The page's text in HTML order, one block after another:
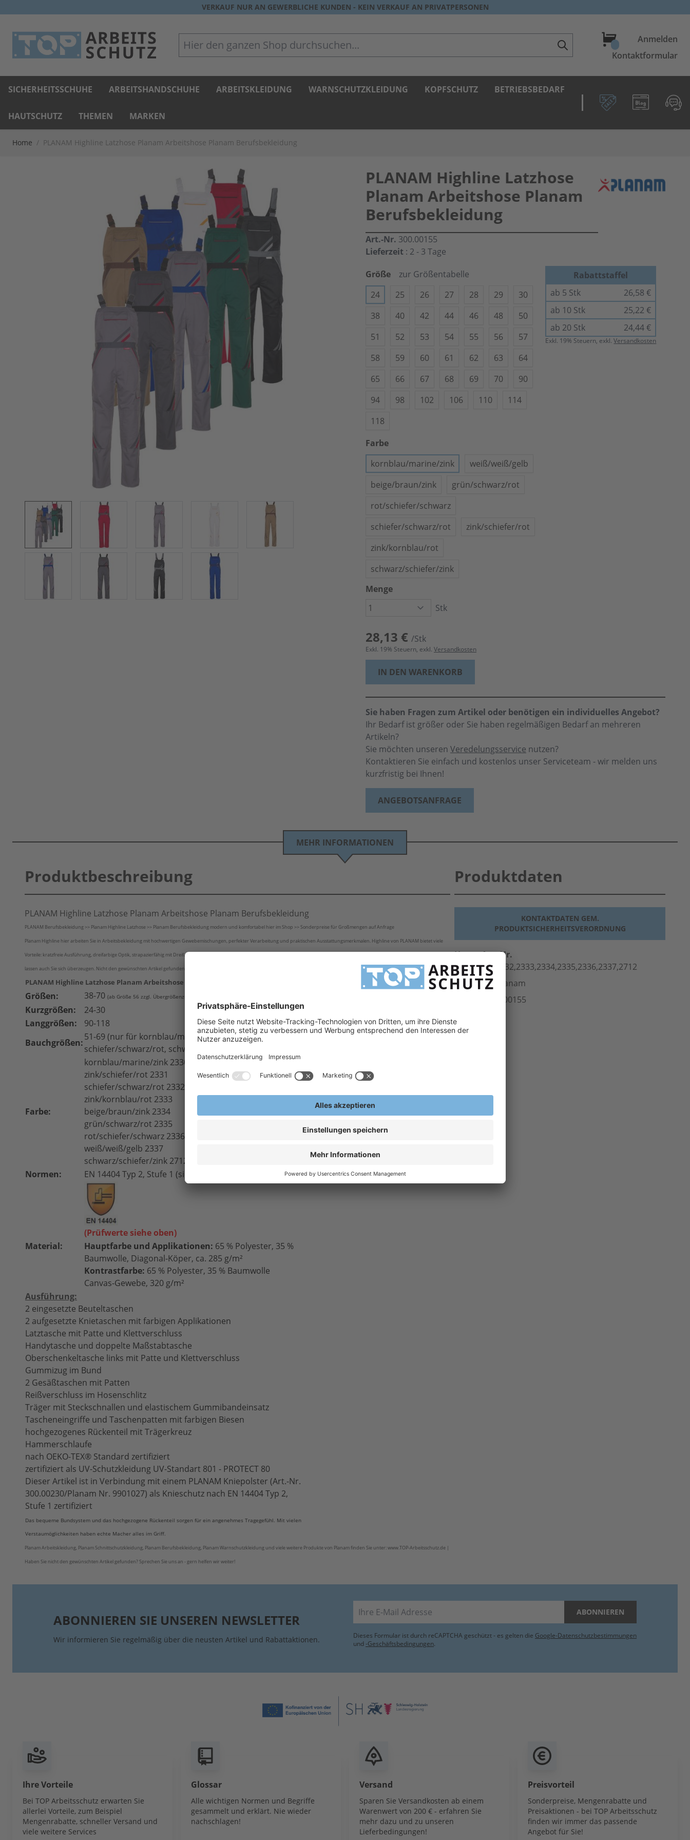
VERKAUF NUR AN GEWERBLICHE KUNDEN - KEIN VERKAUF AN PRIVATPERSONEN
Hier den ganzen Shop durchsuchen... WarenkorbAnmelden
Kontaktformular
SICHERHEITSSCHUHE ARBEITSHANDSCHUHE ARBEITSKLEIDUNG WARNSCHUTZKLEIDUNG KOPFSCHUTZ BETRIEBSBEDARF
HAUTSCHUTZ THEMEN MARKEN
Home / PLANAM Highline Latzhose Planam Arbeitshose Planam Berufsbekleidung
PLANAM Highline Latzhose
Planam Arbeitshose Planam
Berufsbekleidung
Art.-Nr. 300.00155
Lieferzeit : 2 - 3 Tage
Größe
zur Größentabelle
24
25 26 27 28 29
30
38
40 42 44 46 48
50
51
52 53 54 55 56
57
58
59 60 61 62 63
64
65
66 67 68 69 70
90
94
98 102 106 110
114
118
Farbe
kornblau/marine/zink
weiß/weiß/gelb
beige/braun/zink
grün/schwarz/rot
rot/schiefer/schwarz
schiefer/schwarz/rot
zink/schiefer/rot
zink/kornblau/rot
schwarz/schiefer/zink
Menge
Stk
28,13 € /Stk
Exkl. 19% Steuern, exkl. Versandkosten
Rabattstaffel
ab 5 Stk
26,58 €
ab 10 Stk
25,22 €
ab 20 Stk
24,44 €
Exkl. 19% Steuern, exkl.Versandkosten
IN DEN WARENKORB
Sie haben Fragen zum Artikel oder benötigen ein individuelles Angebot?
Ihr Bedarf ist größer oder Sie haben regelmäßigen Bedarf an mehreren
Artikeln?
Sie möchten unseren Veredelungsservice nutzen?
Kontaktieren Sie einfach und kostenlos unser Serviceteam - wir melden uns
kurzfristig bei Ihnen!
ANGEBOTSANFRAGE
MEHR INFORMATIONEN
Produktbeschreibung
PLANAM Highline Latzhose Planam Arbeitshose Planam Berufsbekleidung
PLANAM Berufsbekleidung >> Planam Highline Latzhose >> Planam Berufsbekleidung modern und komfortabel hier im Shop >> Sonderpreise für Großmengen auf Anfrage
Planam Highline hier arbeiten Sie in Arbeitsbekleidung mit hochwertigen Gewebemischungen, perfekter Verarbeitung und praktischen Ausstattungsmerkmalen. Highline von PLANAM bietet viele
Vorteile: kratzfreie Ausführung, dreifarbige Optik, strapazierfähig mit Dreifachnaht an den Belastungspunkten. Planam Arbeitskleidung überzeugt durch hervorragendes Preis- Leistungsverhältnis,
lassen auch Sie sich überzeugen. Nicht den gewünschten Artikel gefunden? Sprechen Sie uns an - das Team von TOP Arbeitsschutz GmbH hilft Ihnen gern weiter.
PLANAM Highline Latzhose Planam Arbeitshose Planam Berufsbekleidung
Größen: 38-70 (ab Größe 56 zzgl. Übergrößenzuschlag - siehe Preis bei Auswahl)
Kurzgrößen:
24-30
Langgrößen:
90-118
Bauchgrößen:
51-69 (nur für kornblau/marine/zink,
schiefer/schwarz/rot, schwarz/schiefer/zink)
Farbe:
kornblau/marine/zink 2330
zink/schiefer/rot 2331
schiefer/schwarz/rot 2332
zink/kornblau/rot 2333
beige/braun/zink 2334
grün/schwarz/rot 2335
rot/schiefer/schwarz 2336
weiß/weiß/gelb 2337
schwarz/schiefer/zink 2712
Normen:
EN 14404 Typ 2, Stufe 1 (siehe Hinweis bei Ausführung)
(Prüfwerte siehe oben)
Material:
Hauptfarbe und Applikationen: 65 % Polyester, 35 %
Baumwolle, Diagonal-Köper, ca. 285 g/m²
Kontrastfarbe: 65 % Polyester, 35 % Baumwolle
Canvas-Gewebe, 320 g/m²
Ausführung:
2 eingesetzte Beuteltaschen
2 aufgesetzte Knietaschen mit farbigen Applikationen
Latztasche mit Patte und Klettverschluss
Handytasche und doppelte Maßstabtasche
Oberschenkeltasche links mit Patte und Klettverschluss
Gummizug im Bund
2 Gesäßtaschen mit Patten
Reißverschluss im Hosenschlitz
Träger mit Steckschnallen und elastischem Gummibandeinsatz
Tascheneingriffe und Taschenpatten mit farbigen Biesen
hochgezogenes Rückenteil mit Trägerkreuz
Hammerschlaufe
nach OEKO-TEX® Standard zertifiziert
zertifiziert als UV-Schutzkleidung UV-Standart 801 - PROTECT 80
Dieser Artikel ist in Verbindung mit einem PLANAM Kniepolster (Art.-Nr.
300.00230/Planam Nr. 9901027) als Knieschutz nach EN 14404 Typ 2,
Stufe 1 zertifiziert
Das bequeme Bundsystem und das hochgezogene Rückenteil sorgen für ein angenehmes Tragegefühl. Mit vielen
Verstaumöglichkeiten haben echte Macher alles im Griff.
Planam Arbeitskleidung, Planam Schnittschutzkleidung, Planam Berufsbekleidung, Planam Warnschutzkleidung und viele weitere Produkte von Planam finden Sie unter: www.TOP-Arbeitsschutz.de |
Haben Sie nicht den gewünschten Artikel gefunden? Sprechen Sie uns an - gern helfen wir weiter!
Produktdaten
KONTAKTDATEN GEM.
PRODUKTSICHERHEITSVERORDNUNG
Herst.-Art.-Nr.
2330,2331,2332,2333,2334,2335,2336,2337,2712
Hersteller
Planam
300.00155
ABONNIEREN SIE UNSEREN NEWSLETTER
Wir informieren Sie regelmäßig über die neusten Artikel und Rabattaktionen.
E-Mail ABONNIEREN
Dieses Formular ist durch reCAPTCHA geschützt - es gelten die Google-Datenschutzbestimmungen
und -Geschäftsbedingungen.
Ihre Vorteile
Bei TOP Arbeitsschutz erwarten Sie
allerlei Vorteile, zum Beispiel
Mengenrabatte, schneller Versand und
viele weitere Services
Glossar
Alle wichtigen Normen und Begriffe
gesammelt und erklärt. Nie wieder
nachschlagen!
Versand
Sparen Sie Versandkosten ab einem
Warenwert von 200 € - erfahren Sie
mehr dazu und zu unseren
Lieferbedingungen!
Preisvorteil
Sonderpreise, Mengenrabatte und
Preisaktionen - bei TOP Arbeitsschutz
finden wir immer das passende
Angebot für Sie!